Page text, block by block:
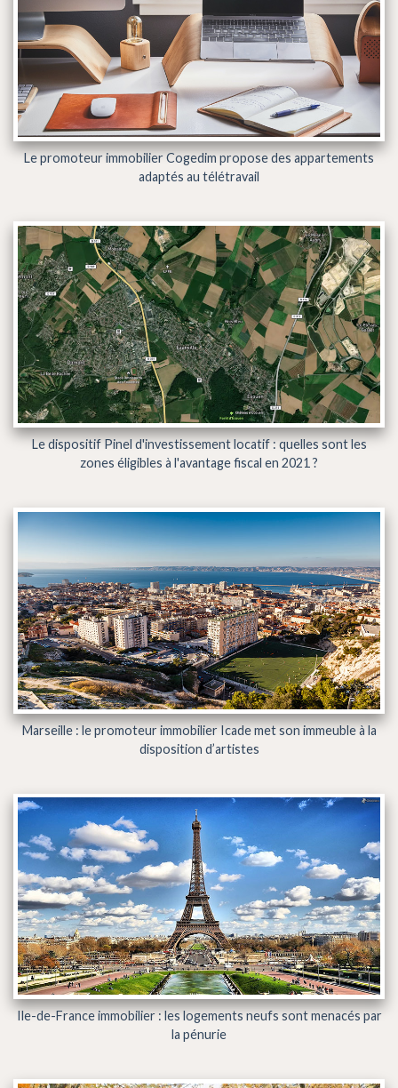
Le promoteur immobilier Cogedim propose des appartements
adaptés au télétravail
Le dispositif Pinel d'investissement locatif : quelles sont les
zones éligibles à l'avantage fiscal en 2021 ?
Marseille : le promoteur immobilier Icade met son immeuble à la
disposition d’artistes
Ile-de-France immobilier : les logements neufs sont menacés par
la pénurie